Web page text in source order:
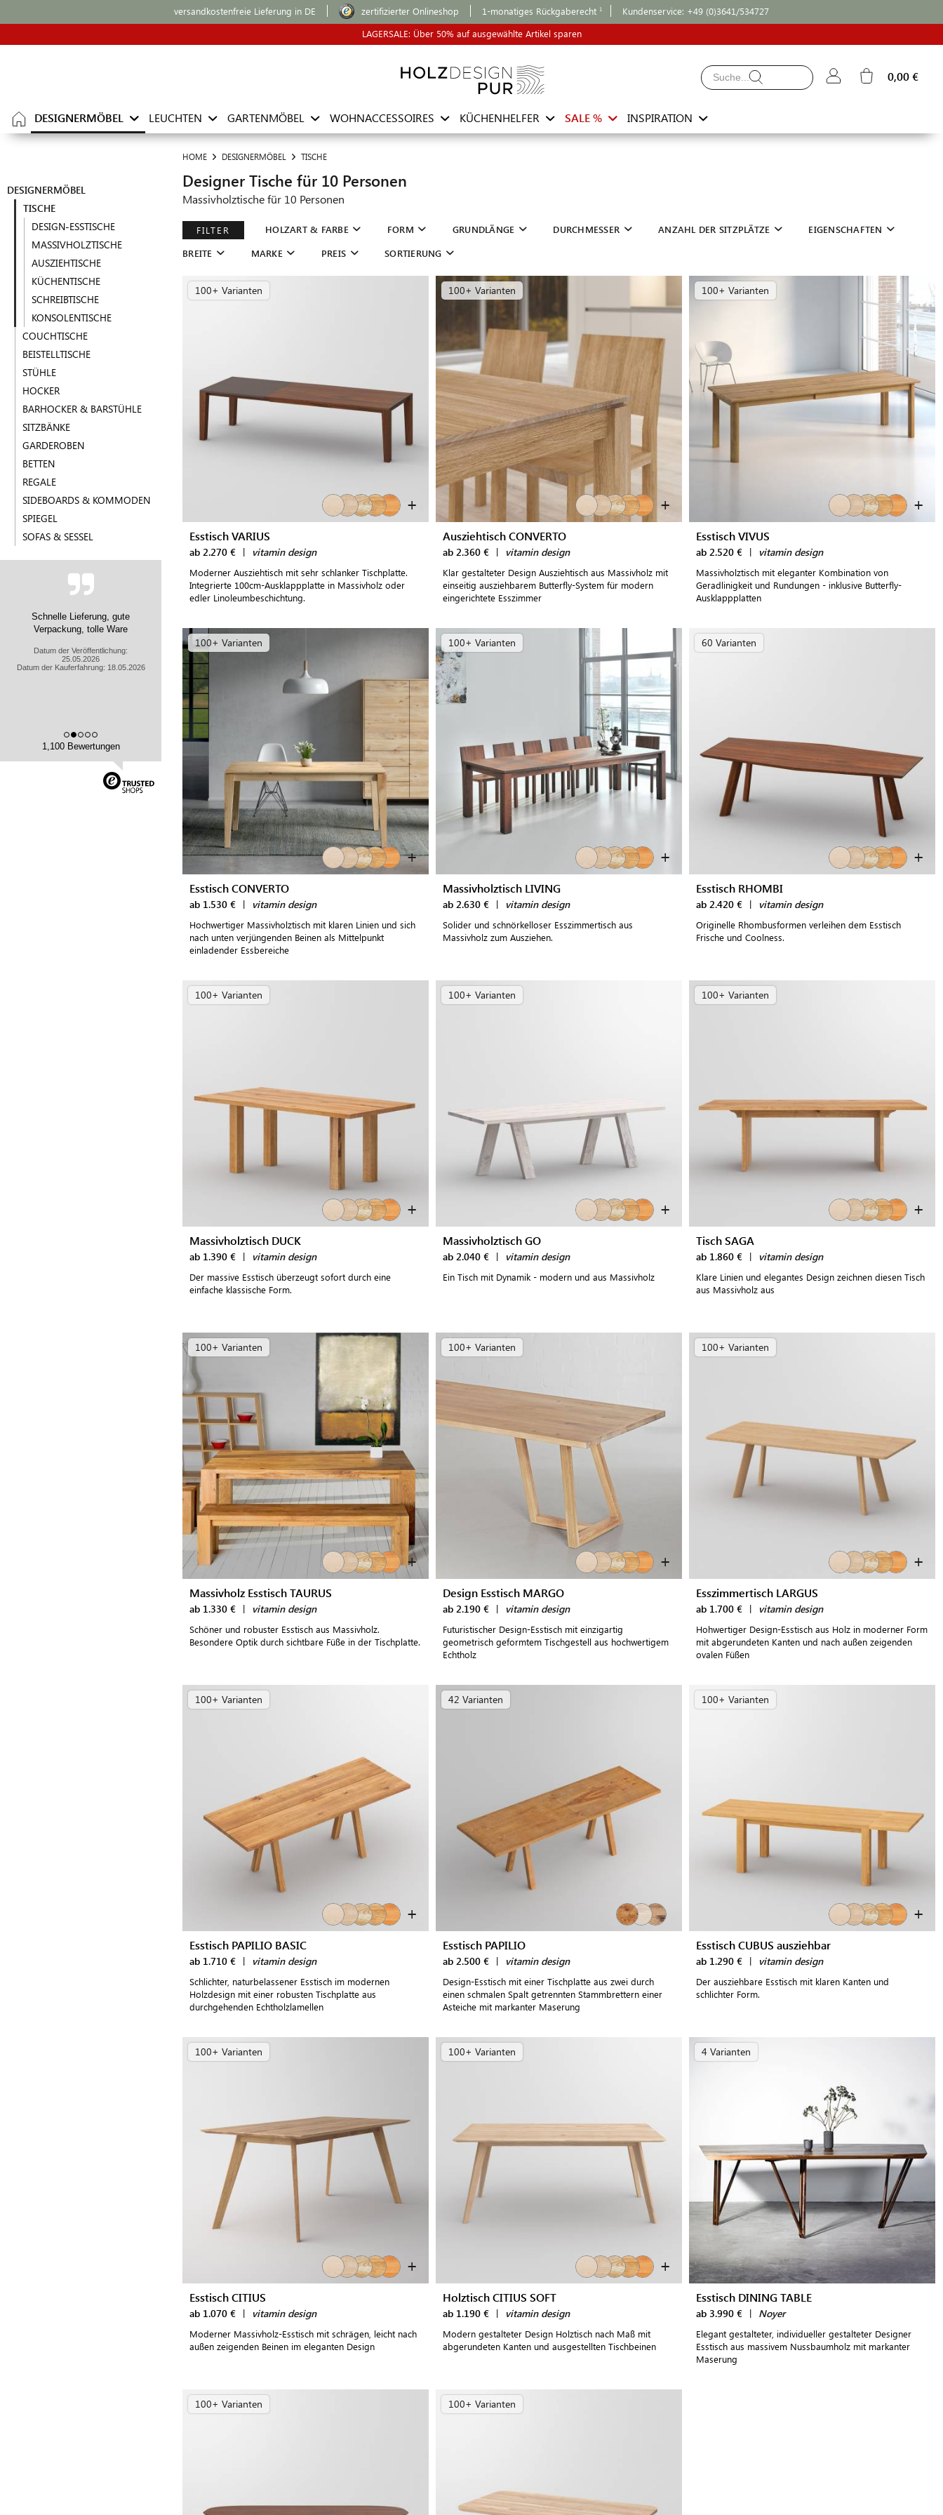
versandkostenfreie Lieferung in DE zertifizierter Onlineshop 1-monatiges Rückgaberecht Kundenservice: +49 (0)3641/534727
LAGERSALE: Über 50% auf ausgewählte Artikel sparen
0,00 €
DESIGNERMÖBEL LEUCHTEN GARTENMÖBEL WOHNACCESSOIRES KÜCHENHELFER SALE % INSPIRATION
DESIGNERMÖBEL
TISCHE
DESIGN-ESSTISCHE
MASSIVHOLZTISCHE
AUSZIEHTISCHE
KÜCHENTISCHE
SCHREIBTISCHE
KONSOLENTISCHE
COUCHTISCHE
BEISTELLTISCHE
STÜHLE
HOCKER
BARHOCKER & BARSTÜHLE
SITZBÄNKE
GARDEROBEN
BETTEN
REGALE
SIDEBOARDS & KOMMODEN
SPIEGEL
SOFAS & SESSEL
Schnelle Lieferung, gute
Verpackung, tolle Ware
Datum der Veröffentlichung:
25.05.2026
Datum der Kauferfahrung: 18.05.2026
1,100 Bewertungen
HOME DESIGNERMÖBEL TISCHE
Designer Tische für 10 Personen
Massivholztische für 10 Personen
FILTER HOLZART & FARBE FORM GRUNDLÄNGE DURCHMESSER ANZAHL DER SITZPLÄTZE
EIGENSCHAFTEN
BREITE
MARKE PREIS SORTIERUNG
100+ Varianten
+
Esstisch VARIUS
ab 2.270 € | vitamin design
Moderner Ausziehtisch mit sehr schlanker Tischplatte.
Integrierte 100cm-Ausklappplatte in Massivholz oder
edler Linoleumbeschichtung.
100+ Varianten
+
Ausziehtisch CONVERTO
ab 2.360 € | vitamin design
Klar gestalteter Design Ausziehtisch aus Massivholz mit
einseitig ausziehbarem Butterfly-System für modern
eingerichtete Esszimmer
100+ Varianten
+
Esstisch VIVUS
ab 2.520 € | vitamin design
Massivholztisch mit eleganter Kombination von
Geradlinigkeit und Rundungen - inklusive Butterfly-
Ausklappplatten
100+ Varianten
+
Esstisch CONVERTO
ab 1.530 € | vitamin design
Hochwertiger Massivholztisch mit klaren Linien und sich
nach unten verjüngenden Beinen als Mittelpunkt
einladender Essbereiche
100+ Varianten
+
Massivholztisch LIVING
ab 2.630 € | vitamin design
Solider und schnörkelloser Esszimmertisch aus
Massivholz zum Ausziehen.
60 Varianten
+
Esstisch RHOMBI
ab 2.420 € | vitamin design
Originelle Rhombusformen verleihen dem Esstisch
Frische und Coolness.
100+ Varianten
+
Massivholztisch DUCK
ab 1.390 € | vitamin design
Der massive Esstisch überzeugt sofort durch eine
einfache klassische Form.
100+ Varianten
+
Massivholztisch GO
ab 2.040 € | vitamin design
Ein Tisch mit Dynamik - modern und aus Massivholz
100+ Varianten
+
Tisch SAGA
ab 1.860 € | vitamin design
Klare Linien und elegantes Design zeichnen diesen Tisch
aus Massivholz aus
100+ Varianten
+
Massivholz Esstisch TAURUS
ab 1.330 € | vitamin design
Schöner und robuster Esstisch aus Massivholz.
Besondere Optik durch sichtbare Füße in der Tischplatte.
100+ Varianten
+
Design Esstisch MARGO
ab 2.190 € | vitamin design
Futuristischer Design-Esstisch mit einzigartig
geometrisch geformtem Tischgestell aus hochwertigem
Echtholz
100+ Varianten
+
Esszimmertisch LARGUS
ab 1.700 € | vitamin design
Hohwertiger Design-Esstisch aus Holz in moderner Form
mit abgerundeten Kanten und nach außen zeigenden
ovalen Füßen
100+ Varianten
+
Esstisch PAPILIO BASIC
ab 1.710 € | vitamin design
Schlichter, naturbelassener Esstisch im modernen
Holzdesign mit einer robusten Tischplatte aus
durchgehenden Echtholzlamellen
42 Varianten
Esstisch PAPILIO
ab 2.500 € | vitamin design
Design-Esstisch mit einer Tischplatte aus zwei durch
einen schmalen Spalt getrennten Stammbrettern einer
Asteiche mit markanter Maserung
100+ Varianten
+
Esstisch CUBUS ausziehbar
ab 1.290 € | vitamin design
Der ausziehbare Esstisch mit klaren Kanten und
schlichter Form.
100+ Varianten
+
Esstisch CITIUS
ab 1.070 € | vitamin design
Moderner Massivholz-Esstisch mit schrägen, leicht nach
außen zeigenden Beinen im eleganten Design
100+ Varianten
+
Holztisch CITIUS SOFT
ab 1.190 € | vitamin design
Modern gestalteter Design Holztisch nach Maß mit
abgerundeten Kanten und ausgestellten Tischbeinen
4 Varianten
Esstisch DINING TABLE
ab 3.990 € | Noyer
Elegant gestalteter, individueller gestalteter Designer
Esstisch aus massivem Nussbaumholz mit markanter
Maserung
100+ Varianten 100+ Varianten